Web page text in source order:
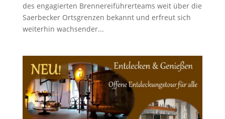
des engagierten Brennereiführerteams weit über die
Saerbecker Ortsgrenzen bekannt und erfreut sich
weiterhin wachsender...